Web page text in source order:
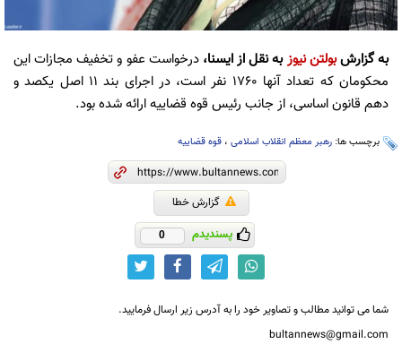
به گزارشبولتن نیوزبه نقل از ایسنا،درخواست عفو و تخفیف مجازات این
محکومان که تعداد آنها ۱۷۶۰ نفر است، در اجرای بند ۱۱ اصل یکصد و
دهم قانون اساسی، از جانب رئیس قوه قضاییه ارائه شده بود.
برچسب ها: رهبر معظم انقلاب اسلامی ، قوه قضاییه
گزارش خطا
پسندیدم 0
شما می توانید مطالب و تصاویر خود را به آدرس زیر ارسال فرمایید.
bultannews@gmail.com